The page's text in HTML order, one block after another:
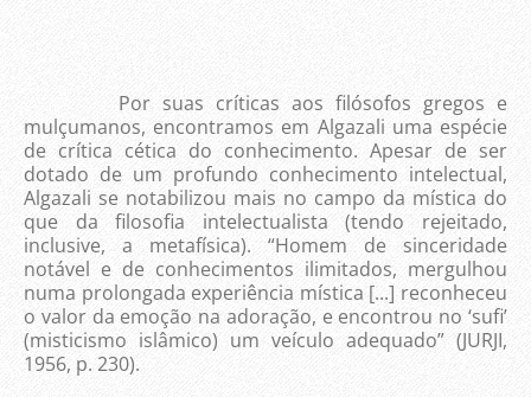
Por suas críticas aos filósofos gregos e
mulçumanos, encontramos em Algazali uma espécie
de crítica cética do conhecimento. Apesar de ser
dotado de um profundo conhecimento intelectual,
Algazali se notabilizou mais no campo da mística do
que da filosofia intelectualista (tendo rejeitado,
inclusive, a metafísica). “Homem de sinceridade
notável e de conhecimentos ilimitados, mergulhou
numa prolongada experiência mística [...] reconheceu
o valor da emoção na adoração, e encontrou no ‘sufi’
(misticismo islâmico) um veículo adequado” (JURJI,
1956, p. 230).